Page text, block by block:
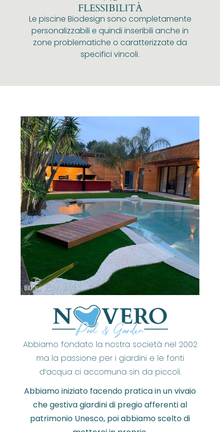
FLESSIBILITÀ
Le piscine Biodesign sono completamente
personalizzabili e quindi inseribili anche in
zone problematiche o caratterizzate da
specifici vincoli.
Abbiamo fondato la nostra società nel 2002
ma la passione per i giardini e le fonti
d’acqua ci accomuna sin da piccoli.
Abbiamo iniziato facendo pratica in un vivaio
che gestiva giardini di pregio afferenti al
patrimonio Unesco, poi abbiamo scelto di